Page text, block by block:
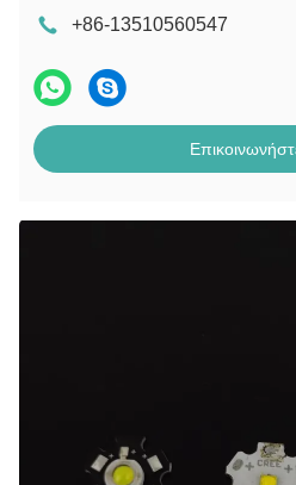
+86-13510560547